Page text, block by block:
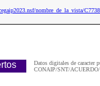
nombre_de_la_vista/
Datos digitales de caracter
CONAIP/SNT/